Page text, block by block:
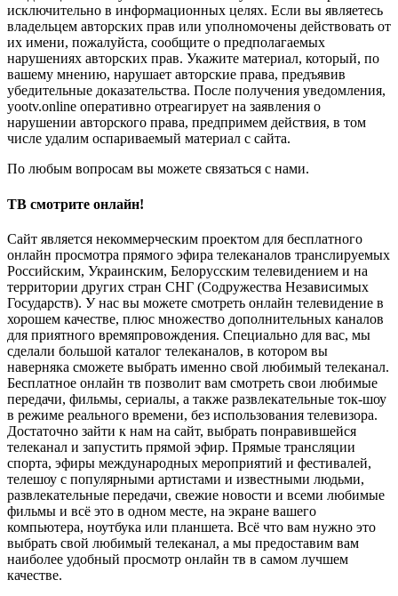
исключительно в информационных целях. Если вы являетесь
владельцем авторских прав или уполномочены действовать от
их имени, пожалуйста, сообщите о предполагаемых
нарушениях авторских прав. Укажите материал, который, по
вашему мнению, нарушает авторские права, предъявив
убедительные доказательства. После получения уведомления,
yootv.online оперативно отреагирует на заявления о
нарушении авторского права, предпримем действия, в том
числе удалим оспариваемый материал с сайта.
По любым вопросам вы можете связаться с нами.
ТВ смотрите онлайн!
Сайт является некоммерческим проектом для бесплатного
онлайн просмотра прямого эфира телеканалов транслируемых
Российским, Украинским, Белорусским телевидением и на
территории других стран СНГ (Содружества Независимых
Государств). У нас вы можете смотреть онлайн телевидение в
хорошем качестве, плюс множество дополнительных каналов
для приятного времяпровождения. Специально для вас, мы
сделали большой каталог телеканалов, в котором вы
наверняка сможете выбрать именно свой любимый телеканал.
Бесплатное онлайн тв позволит вам смотреть свои любимые
передачи, фильмы, сериалы, а также развлекательные ток-шоу
в режиме реального времени, без использования телевизора.
Достаточно зайти к нам на сайт, выбрать понравившейся
телеканал и запустить прямой эфир. Прямые трансляции
спорта, эфиры международных мероприятий и фестивалей,
телешоу с популярными артистами и известными людьми,
развлекательные передачи, свежие новости и всеми любимые
фильмы и всё это в одном месте, на экране вашего
компьютера, ноутбука или планшета. Всё что вам нужно это
выбрать свой любимый телеканал, а мы предоставим вам
наиболее удобный просмотр онлайн тв в самом лучшем
качестве.